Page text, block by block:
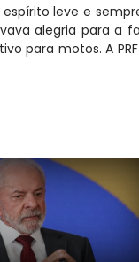
leve e
alegria para a
para motos. A